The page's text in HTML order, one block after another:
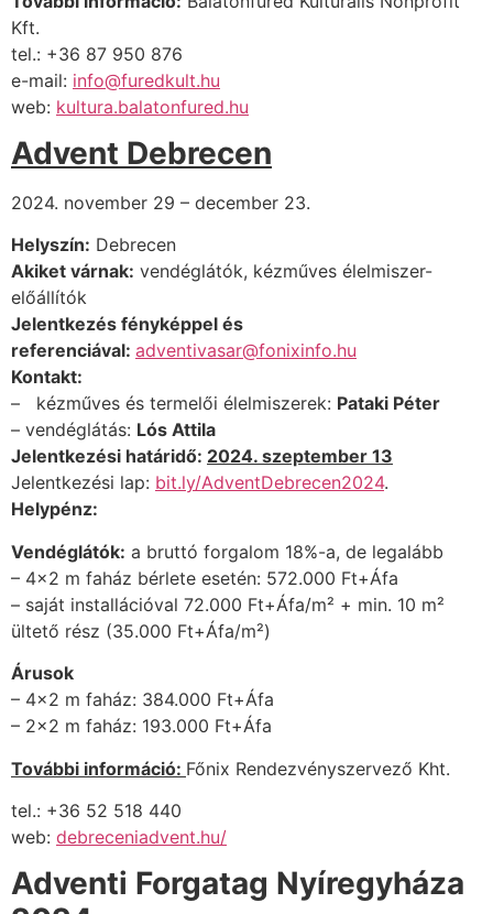
Kft.
tel.: +36 87 950 876
e-mail: info@furedkult.hu
web: kultura.balatonfured.hu
Advent Debrecen
2024. november 29 – december 23.
Helyszín: Debrecen
Akiket várnak: vendéglátók, kézműves élelmiszer-
előállítók
Jelentkezés fényképpel és
referenciával: adventivasar@fonixinfo.hu
Kontakt:
– kézműves és termelői élelmiszerek: Pataki Péter
– vendéglátás: Lós Attila
Jelentkezési határidő: 2024. szeptember 13
Jelentkezési lap: bit.ly/AdventDebrecen2024.
Helypénz:
Vendéglátók: a bruttó forgalom 18%-a, de legalább
– 4×2 m faház bérlete esetén: 572.000 Ft+Áfa
– saját installációval 72.000 Ft+Áfa/m² + min. 10 m²
ültető rész (35.000 Ft+Áfa/m²)
Árusok
– 4×2 m faház: 384.000 Ft+Áfa
– 2×2 m faház: 193.000 Ft+Áfa
További információ: Főnix Rendezvényszervező Kht.
tel.: +36 52 518 440
web: debreceniadvent.hu/
Adventi Forgatag Nyíregyháza